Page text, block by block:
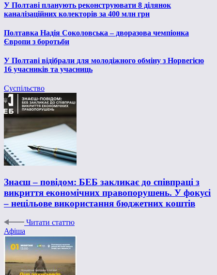
У Полтаві планують реконструювати 8 ділянок
каналізаційних колекторів за 400 млн грн
Полтавка Надія Соколовська – дворазова чемпіонка
Європи з боротьби
У Полтаві відібрали для молодіжного обміну з Норвегією
16 учасників та учасниць
Суспільство
Знаєш – повідом: БЕБ закликає до співпраці з
викриття економічних правопорушень. У фокусі
– нецільове використання бюджетних коштів
Читати статтю
Афіша